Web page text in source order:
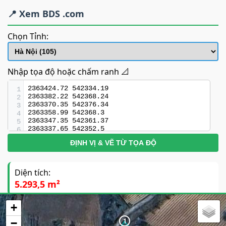
📍 Xem BDS .com
Chọn Tỉnh:
Nhập tọa độ hoặc chấm ranh 📐
1
2
3
4
5
6
9
11
12
13
14
15
16
17
ĐỊNH VỊ & VẼ TỪ TỌA ĐỘ
Diện tích:
5.293,5 m²
Cạnh
Dài (m)
1-2
54.46
1
+
−